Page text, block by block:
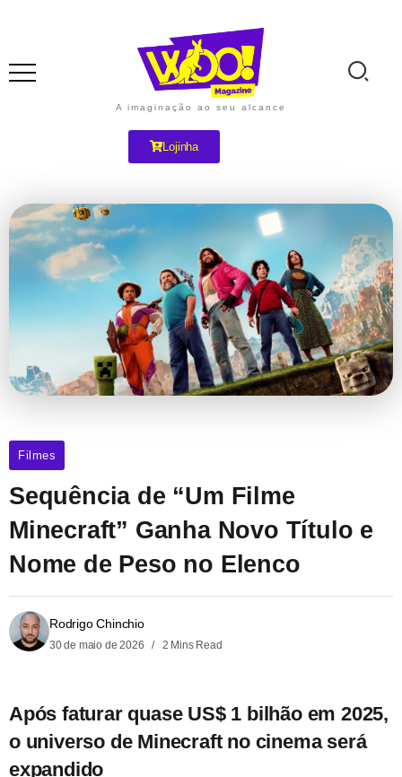
A imaginação ao seu alcance
Lojinha
Filmes
Sequência de “Um Filme
Minecraft” Ganha Novo Título e
Nome de Peso no Elenco
Rodrigo Chinchio
30 de maio de 2026 2 Mins Read
Após faturar quase US$ 1 bilhão em 2025,
o universo de Minecraft no cinema será
expandido